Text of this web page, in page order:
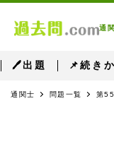
通
🖊出題 📌続き
通関士 問題一覧 第